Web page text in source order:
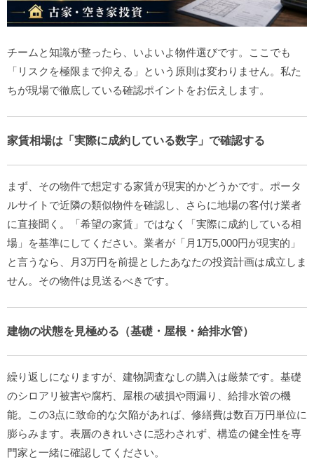
チームと知識が整ったら、いよいよ物件選びです。ここでも
「リスクを極限まで抑える」という原則は変わりません。私た
ちが現場で徹底している確認ポイントをお伝えします。
家賃相場は「実際に成約している数字」で確認する
まず、その物件で想定する家賃が現実的かどうかです。ポータ
ルサイトで近隣の類似物件を確認し、さらに地場の客付け業者
に直接聞く。「希望の家賃」ではなく「実際に成約している相
場」を基準にしてください。業者が「月1万5,000円が現実的」
と言うなら、月3万円を前提としたあなたの投資計画は成立しま
せん。その物件は見送るべきです。
建物の状態を見極める（基礎・屋根・給排水管）
繰り返しになりますが、建物調査なしの購入は厳禁です。基礎
のシロアリ被害や腐朽、屋根の破損や雨漏り、給排水管の機
能。この3点に致命的な欠陥があれば、修繕費は数百万円単位に
膨らみます。表層のきれいさに惑わされず、構造の健全性を専
門家と一緒に確認してください。